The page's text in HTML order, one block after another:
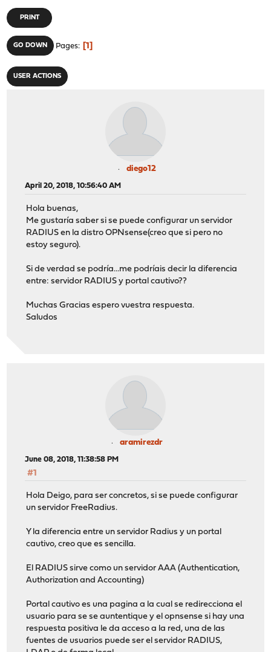
PRINT
GO DOWN Pages 1
USER ACTIONS
diego12
April 20, 2018, 10:56:40 AM
Hola buenas,
Me gustaría saber si se puede configurar un servidor
RADIUS en la distro OPNsense(creo que si pero no
estoy seguro).
Si de verdad se podría...me podríais decir la diferencia
entre: servidor RADIUS y portal cautivo??
Muchas Gracias espero vuestra respuesta.
Saludos
aramirezdr
June 08, 2018, 11:38:58 PM
#1
Hola Deigo, para ser concretos, si se puede configurar
un servidor FreeRadius.
Y la diferencia entre un servidor Radius y un portal
cautivo, creo que es sencilla.
El RADIUS sirve como un servidor AAA (Authentication,
Authorization and Accounting)
Portal cautivo es una pagina a la cual se redirecciona el
usuario para se se auntentique y el opnsense si hay una
respuesta positiva le da acceso a la red, una de las
fuentes de usuarios puede ser el servidor RADIUS,